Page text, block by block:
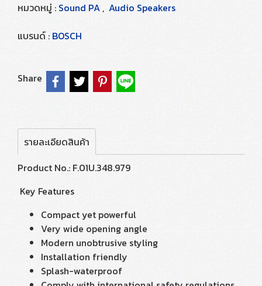
หมวดหมู่ : Sound PA , Audio Speakers
แบรนด์ : BOSCH
Share
รายละเอียดสินค้า
Product No.: F.01U.348.979
Key Features
Compact yet powerful
Very wide opening angle
Modern unobtrusive styling
Installation friendly
Splash-waterproof